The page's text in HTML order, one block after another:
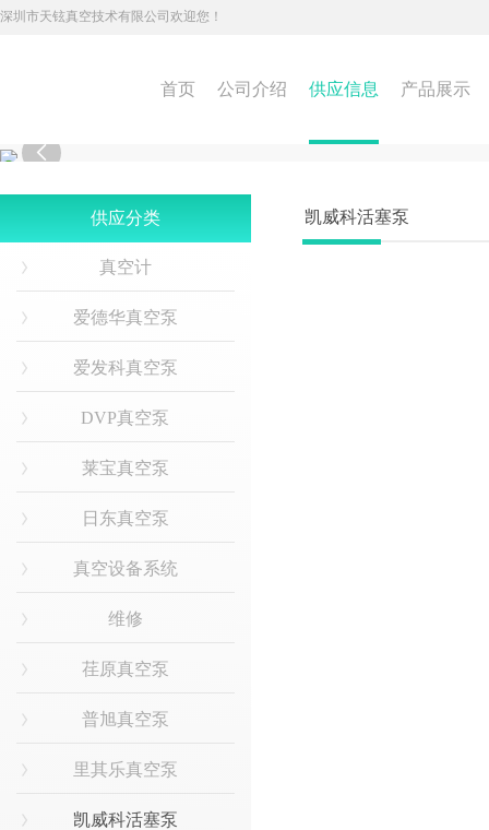
深圳市天铉真空技术有限公司欢迎您！
首页 公司介绍 供应信息 产品展示

供应分类
真空计
爱德华真空泵
爱发科真空泵
DVP真空泵
莱宝真空泵
日东真空泵
真空设备系统
维修
荏原真空泵
普旭真空泵
里其乐真空泵
凯威科活塞泵
凯威科活塞泵